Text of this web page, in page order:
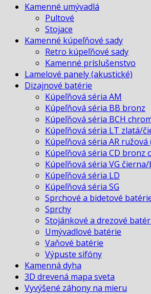
Kamenné umývadlá
Pultové
Stojace
Kamenné kúpeľňové sady
Retro kúpeľňové sady
Kamenné príslušenstvo
Lamelové panely (akustické)
Dizajnové batérie
Kúpeľňová séria AM
Kúpeľňová séria BB bronz
Kúpeľňová séria BCH
Kúpeľňová séria LT zlatá/
Kúpeľňová séria AR ružová
Kúpeľňová séria CD bronz
Kúpeľňová séria VG
Kúpeľňová séria LD
Kúpeľňová séria SG
Sprchové a bidetové
Sprchy
Stojánkové a drezové
Umývadlové batérie
Vaňové batérie
Výpuste sifóny
Kamenná dyha
3D drevená mapa sveta
Vyvýšené záhony na mieru